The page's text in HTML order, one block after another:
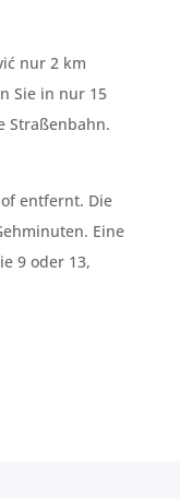
nur 2 km
Sie in nur 15
Straßenbahn.
entfernt. Die
Eine
9 oder 13,